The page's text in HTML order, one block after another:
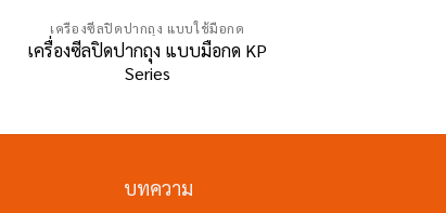
เครื่องซีลปิดปากถุง แบบใช้มือกด
เครื่องซีลปิดปากถุง แบบมือกด KP
Series
บทความ